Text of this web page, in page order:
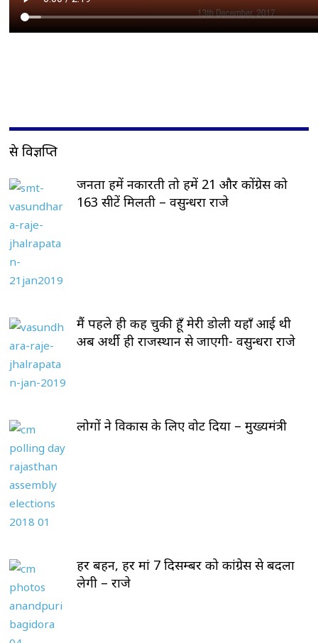
प्रेस विज्ञप्ति
जनता हमें नकारती तो हमें 21 और कोंग्रेस को
163 सीटें मिलती – वसुन्धरा राजे
मैं पहले ही कह चुकी हूँ मेरी डोली यहाँ आई थी
अब अर्थी ही राजस्थान से जाएगी- वसुन्धरा राजे
लोगों ने विकास के लिए वोट दिया – मुख्यमंत्री
हर बहन, हर मां 7 दिसम्बर को कांग्रेस से बदला
लेगी – राजे